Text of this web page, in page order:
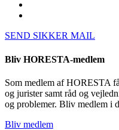
SEND SIKKER MAIL
Bliv HORESTA-medlem
Som medlem af HORESTA
og jurister samt råd og
og problemer. Bliv medlem i
Bliv medlem